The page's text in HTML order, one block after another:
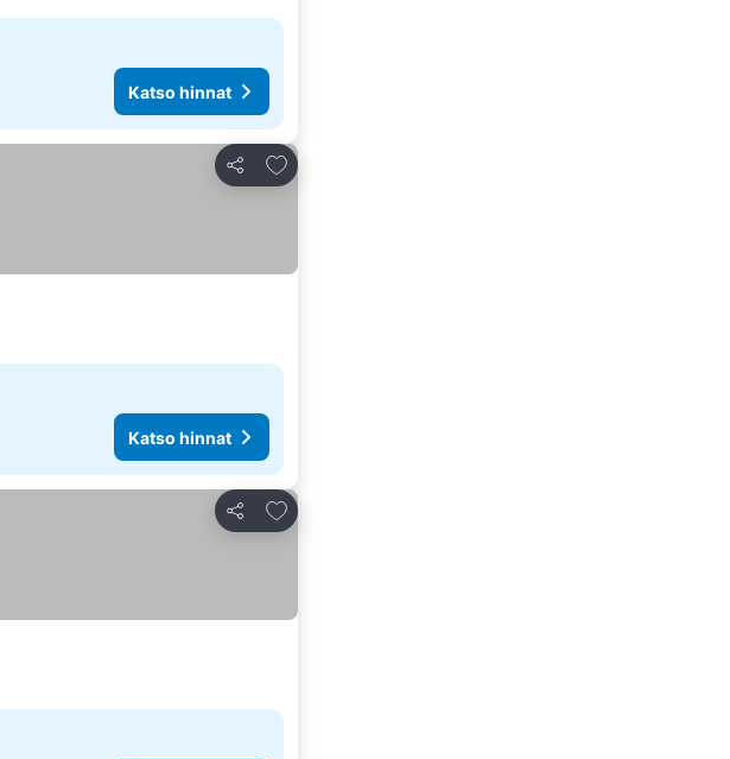
Katso hinnat
Jaa
Lisää suosikkeihin
Katso hinnat
Jaa
Lisää suosikkeihin